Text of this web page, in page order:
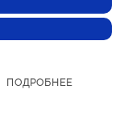
ПОДРОБНЕЕ